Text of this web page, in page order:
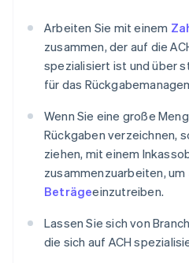
Arbeiten Sie mit einem
zusammen, der auf die
spezialisiert ist und über
für das
Wenn Sie eine große
Rückgaben verzeichnen,
ziehen, mit einem
zusammenzuarbeiten, um
Beträgeeinzutreiben.
Lassen Sie sich von
die sich auf ACH